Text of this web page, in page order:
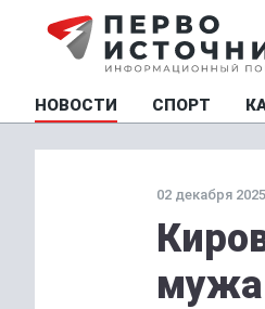
НОВОСТИ СПОРТ
02 декабря
мужа